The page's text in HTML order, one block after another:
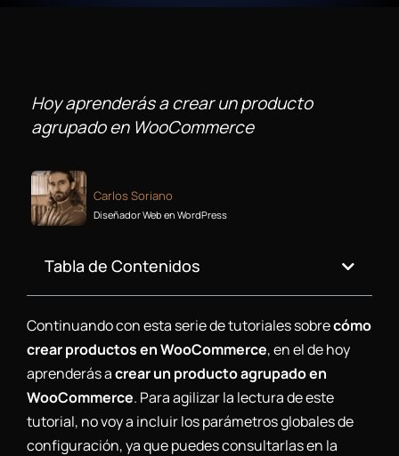
Hoy aprenderás a crear un producto
agrupado en WooCommerce
Carlos Soriano
Diseñador Web en WordPress
Tabla de Contenidos
Continuando con esta serie de tutoriales sobrecómo
crear productos en WooCommerce, en el de hoy
aprenderás acrear un producto agrupado en
WooCommerce. Para agilizar la lectura de este
tutorial, no voy a incluir los parámetros globales de
configuración, ya que puedes consultarlas en la